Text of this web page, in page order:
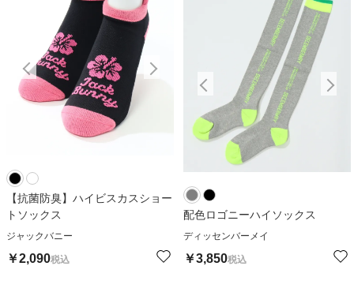
【抗菌防臭】ハイビスカスショー
トソックス
ジャックバニー
￥2,090税込
配色ロゴニーハイソックス
ディッセンバーメイ
￥3,850税込